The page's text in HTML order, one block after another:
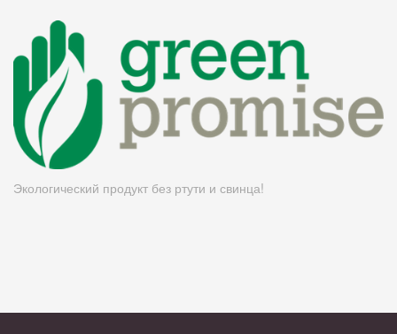
Экологический продукт без ртути и свинца!